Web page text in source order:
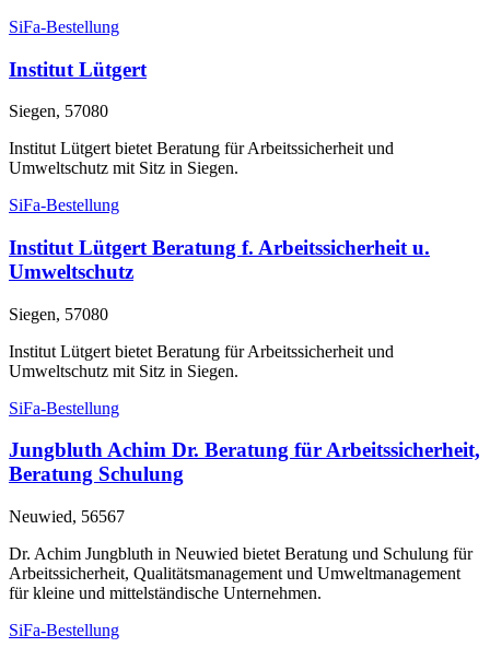
SiFa-Bestellung
Institut Lütgert
Siegen, 57080
Institut Lütgert bietet Beratung für Arbeitssicherheit und
Umweltschutz mit Sitz in Siegen.
SiFa-Bestellung
Institut Lütgert Beratung f. Arbeitssicherheit u.
Umweltschutz
Siegen, 57080
Institut Lütgert bietet Beratung für Arbeitssicherheit und
Umweltschutz mit Sitz in Siegen.
SiFa-Bestellung
Jungbluth Achim Dr. Beratung für Arbeitssicherheit,
Beratung Schulung
Neuwied, 56567
Dr. Achim Jungbluth in Neuwied bietet Beratung und Schulung für
Arbeitssicherheit, Qualitätsmanagement und Umweltmanagement
für kleine und mittelständische Unternehmen.
SiFa-Bestellung